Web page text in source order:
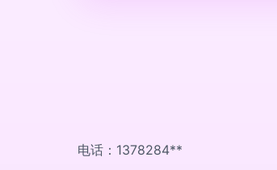
电话：1378284**